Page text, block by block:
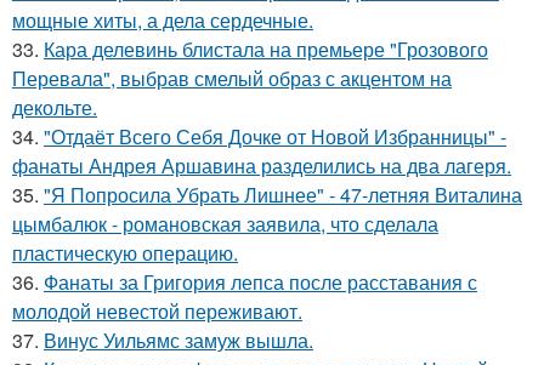
мощные хиты, а дела сердечные.
33. Кара делевинь блистала на премьере "Грозового
Перевала", выбрав смелый образ с акцентом на
декольте.
34. "Отдаёт Всего Себя Дочке от Новой Избранницы" -
фанаты Андрея Аршавина разделились на два лагеря.
35. "Я Попросила Убрать Лишнее" - 47-летняя Виталина
цымбалюк - романовская заявила, что сделала
пластическую операцию.
36. Фанаты за Григория лепса после расставания с
молодой невестой переживают.
37. Винус Уильямс замуж вышла.